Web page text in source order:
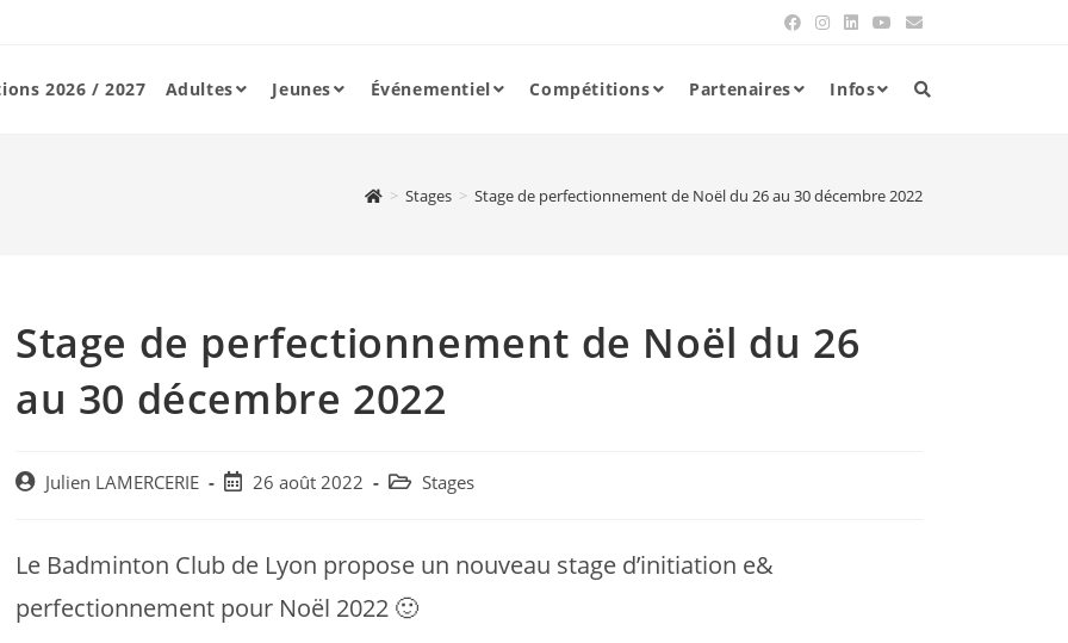
2026 / 2027 Adultes Jeunes Événementiel Compétitions Partenaires Infos
> Stages > Stage de perfectionnement de Noël du 26 au 30 décembre 2022
Stage de perfectionnement de Noël du 26
au 30 décembre 2022
PostJulien LAMERCERIE
Post26 août 2022
Post Stages
Le Badminton Club de Lyon propose un nouveau stage d’initiation e&
perfectionnement pour Noël 2022 🙂